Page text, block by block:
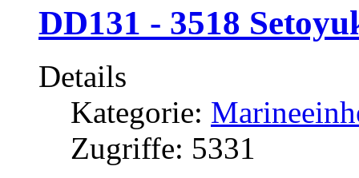
DD131 - 3518
Details
Kategorie:
Zugriffe: 5331